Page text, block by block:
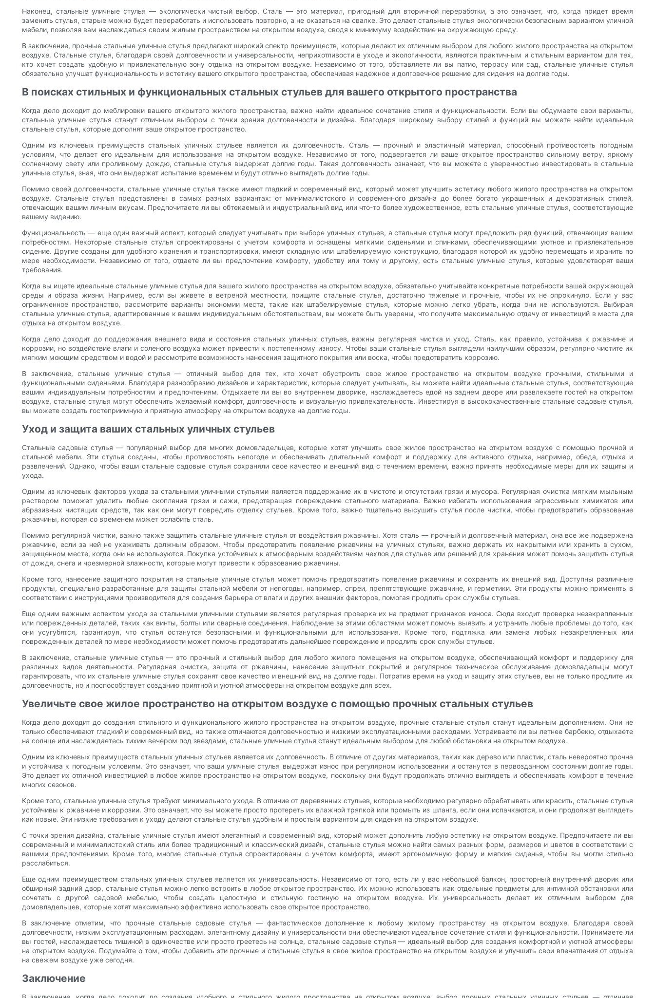
Наконец, стальные уличные стулья — экологически чистый выбор. Сталь — это материал, пригодный для вторичной переработки, а это означает, что, когда придет время
заменить стулья, старые можно будет переработать и использовать повторно, а не оказаться на свалке. Это делает стальные стулья экологически безопасным вариантом уличной
мебели, позволяя вам наслаждаться своим жилым пространством на открытом воздухе, сводя к минимуму воздействие на окружающую среду.
В заключение, прочные стальные уличные стулья предлагают широкий спектр преимуществ, которые делают их отличным выбором для любого жилого пространства на открытом
воздухе. Стальные стулья, благодаря своей долговечности и универсальности, неприхотливости в уходе и экологичности, являются практичным и стильным вариантом для тех,
кто хочет создать удобную и привлекательную зону отдыха на открытом воздухе. Независимо от того, обставляете ли вы патио, террасу или сад, стальные уличные стулья
обязательно улучшат функциональность и эстетику вашего открытого пространства, обеспечивая надежное и долговечное решение для сидения на долгие годы.
В поисках стильных и функциональных стальных стульев для вашего открытого пространства
Когда дело доходит до меблировки вашего открытого жилого пространства, важно найти идеальное сочетание стиля и функциональности. Если вы обдумаете свои варианты,
стальные уличные стулья станут отличным выбором с точки зрения долговечности и дизайна. Благодаря широкому выбору стилей и функций вы можете найти идеальные
стальные стулья, которые дополнят ваше открытое пространство.
Одним из ключевых преимуществ стальных уличных стульев является их долговечность. Сталь — прочный и эластичный материал, способный противостоять погодным
условиям, что делает его идеальным для использования на открытом воздухе. Независимо от того, подвергается ли ваше открытое пространство сильному ветру, яркому
солнечному свету или проливному дождю, стальные стулья выдержат долгие годы. Такая долговечность означает, что вы можете с уверенностью инвестировать в стальные
уличные стулья, зная, что они выдержат испытание временем и будут отлично выглядеть долгие годы.
Помимо своей долговечности, стальные уличные стулья также имеют гладкий и современный вид, который может улучшить эстетику любого жилого пространства на открытом
воздухе. Стальные стулья представлены в самых разных вариантах: от минималистского и современного дизайна до более богато украшенных и декоративных стилей,
отвечающих вашим личным вкусам. Предпочитаете ли вы обтекаемый и индустриальный вид или что-то более художественное, есть стальные уличные стулья, соответствующие
вашему видению.
Функциональность — еще один важный аспект, который следует учитывать при выборе уличных стульев, а стальные стулья могут предложить ряд функций, отвечающих вашим
потребностям. Некоторые стальные стулья спроектированы с учетом комфорта и оснащены мягкими сиденьями и спинками, обеспечивающими уютное и привлекательное
сидение. Другие созданы для удобного хранения и транспортировки, имеют складную или штабелируемую конструкцию, благодаря которой их удобно перемещать и хранить по
мере необходимости. Независимо от того, отдаете ли вы предпочтение комфорту, удобству или тому и другому, есть стальные уличные стулья, которые удовлетворят ваши
требования.
Когда вы ищете идеальные стальные уличные стулья для вашего жилого пространства на открытом воздухе, обязательно учитывайте конкретные потребности вашей окружающей
среды и образа жизни. Например, если вы живете в ветреной местности, поищите стальные стулья, достаточно тяжелые и прочные, чтобы их не опрокинуло. Если у вас
ограниченное пространство, рассмотрите варианты экономии места, такие как штабелируемые стулья, которые можно легко убрать, когда они не используются. Выбирая
стальные уличные стулья, адаптированные к вашим индивидуальным обстоятельствам, вы можете быть уверены, что получите максимальную отдачу от инвестиций в места для
отдыха на открытом воздухе.
Когда дело доходит до поддержания внешнего вида и состояния стальных уличных стульев, важны регулярная чистка и уход. Сталь, как правило, устойчива к ржавчине и
коррозии, но воздействие влаги и соленого воздуха может привести к постепенному износу. Чтобы ваши стальные стулья выглядели наилучшим образом, регулярно чистите их
мягким моющим средством и водой и рассмотрите возможность нанесения защитного покрытия или воска, чтобы предотвратить коррозию.
В заключение, стальные уличные стулья — отличный выбор для тех, кто хочет обустроить свое жилое пространство на открытом воздухе прочными, стильными и
функциональными сиденьями. Благодаря разнообразию дизайнов и характеристик, которые следует учитывать, вы можете найти идеальные стальные стулья, соответствующие
вашим индивидуальным потребностям и предпочтениям. Отдыхаете ли вы во внутреннем дворике, наслаждаетесь едой на заднем дворе или развлекаете гостей на открытом
воздухе, стальные стулья могут обеспечить желаемый комфорт, долговечность и визуальную привлекательность. Инвестируя в высококачественные стальные садовые стулья,
вы можете создать гостеприимную и приятную атмосферу на открытом воздухе на долгие годы.
Уход и защита ваших стальных уличных стульев
Стальные садовые стулья — популярный выбор для многих домовладельцев, которые хотят улучшить свое жилое пространство на открытом воздухе с помощью прочной и
стильной мебели. Эти стулья созданы, чтобы противостоять непогоде и обеспечивать длительный комфорт и поддержку для активного отдыха, например, обеда, отдыха и
развлечений. Однако, чтобы ваши стальные садовые стулья сохраняли свое качество и внешний вид с течением времени, важно принять необходимые меры для их защиты и
ухода.
Одним из ключевых факторов ухода за стальными уличными стульями является поддержание их в чистоте и отсутствии грязи и мусора. Регулярная очистка мягким мыльным
раствором поможет удалить любые скопления грязи и сажи, предотвращая повреждение стального материала. Важно избегать использования агрессивных химикатов или
абразивных чистящих средств, так как они могут повредить отделку стульев. Кроме того, важно тщательно высушить стулья после чистки, чтобы предотвратить образование
ржавчины, которая со временем может ослабить сталь.
Помимо регулярной чистки, важно также защитить стальные уличные стулья от воздействия ржавчины. Хотя сталь — прочный и долговечный материал, она все же подвержена
ржавчине, если за ней не ухаживать должным образом. Чтобы предотвратить появление ржавчины на уличных стульях, важно держать их накрытыми или хранить в сухом,
защищенном месте, когда они не используются. Покупка устойчивых к атмосферным воздействиям чехлов для стульев или решений для хранения может помочь защитить стулья
от дождя, снега и чрезмерной влажности, которые могут привести к образованию ржавчины.
Кроме того, нанесение защитного покрытия на стальные уличные стулья может помочь предотвратить появление ржавчины и сохранить их внешний вид. Доступны различные
продукты, специально разработанные для защиты стальной мебели от непогоды, например, спреи, препятствующие ржавчине, и герметики. Эти продукты можно применять в
соответствии с инструкциями производителя для создания барьера от влаги и других внешних факторов, помогая продлить срок службы стульев.
Еще одним важным аспектом ухода за стальными уличными стульями является регулярная проверка их на предмет признаков износа. Сюда входит проверка незакрепленных
или поврежденных деталей, таких как винты, болты или сварные соединения. Наблюдение за этими областями может помочь выявить и устранить любые проблемы до того, как
они усугубятся, гарантируя, что стулья останутся безопасными и функциональными для использования. Кроме того, подтяжка или замена любых незакрепленных или
поврежденных деталей по мере необходимости может помочь предотвратить дальнейшее повреждение и продлить срок службы стульев.
В заключение, стальные уличные стулья — это прочный и стильный выбор для любого жилого помещения на открытом воздухе, обеспечивающий комфорт и поддержку для
различных видов деятельности. Регулярная очистка, защита от ржавчины, нанесение защитных покрытий и регулярное техническое обслуживание домовладельцы могут
гарантировать, что их стальные уличные стулья сохранят свое качество и внешний вид на долгие годы. Потратив время на уход и защиту этих стульев, вы не только продлите их
долговечность, но и поспособствует созданию приятной и уютной атмосферы на открытом воздухе для всех.
Увеличьте свое жилое пространство на открытом воздухе с помощью прочных стальных стульев
Когда дело доходит до создания стильного и функционального жилого пространства на открытом воздухе, прочные стальные стулья станут идеальным дополнением. Они не
только обеспечивают гладкий и современный вид, но также отличаются долговечностью и низкими эксплуатационными расходами. Устраиваете ли вы летнее барбекю, отдыхаете
на солнце или наслаждаетесь тихим вечером под звездами, стальные уличные стулья станут идеальным выбором для любой обстановки на открытом воздухе.
Одним из ключевых преимуществ стальных уличных стульев является их долговечность. В отличие от других материалов, таких как дерево или пластик, сталь невероятно прочна
и устойчива к погодным условиям. Это означает, что ваши уличные стулья выдержат износ при регулярном использовании и останутся в первозданном состоянии долгие годы.
Это делает их отличной инвестицией в любое жилое пространство на открытом воздухе, поскольку они будут продолжать отлично выглядеть и обеспечивать комфорт в течение
многих сезонов.
Кроме того, стальные уличные стулья требуют минимального ухода. В отличие от деревянных стульев, которые необходимо регулярно обрабатывать или красить, стальные стулья
устойчивы к ржавчине и коррозии. Это означает, что вы можете просто протереть их влажной тряпкой или промыть из шланга, если они испачкаются, и они продолжат выглядеть
как новые. Эти низкие требования к уходу делают стальные стулья удобным и простым вариантом для сидения на открытом воздухе.
С точки зрения дизайна, стальные уличные стулья имеют элегантный и современный вид, который может дополнить любую эстетику на открытом воздухе. Предпочитаете ли вы
современный и минималистский стиль или более традиционный и классический дизайн, стальные стулья можно найти самых разных форм, размеров и цветов в соответствии с
вашими предпочтениями. Кроме того, многие стальные стулья спроектированы с учетом комфорта, имеют эргономичную форму и мягкие сиденья, чтобы вы могли стильно
расслабиться.
Еще одним преимуществом стальных уличных стульев является их универсальность. Независимо от того, есть ли у вас небольшой балкон, просторный внутренний дворик или
обширный задний двор, стальные стулья можно легко встроить в любое открытое пространство. Их можно использовать как отдельные предметы для интимной обстановки или
сочетать с другой садовой мебелью, чтобы создать целостную и стильную гостиную на открытом воздухе. Их универсальность делает их отличным выбором для
домовладельцев, которые хотят максимально эффективно использовать свое открытое пространство.
В заключение отметим, что прочные стальные садовые стулья — фантастическое дополнение к любому жилому пространству на открытом воздухе. Благодаря своей
долговечности, низким эксплуатационным расходам, элегантному дизайну и универсальности они обеспечивают идеальное сочетание стиля и функциональности. Принимаете ли
вы гостей, наслаждаетесь тишиной в одиночестве или просто греетесь на солнце, стальные садовые стулья — идеальный выбор для создания комфортной и уютной атмосферы
на открытом воздухе. Подумайте о том, чтобы добавить эти прочные и стильные стулья в свое жилое пространство на открытом воздухе и улучшить свои впечатления от отдыха
на свежем воздухе уже сегодня.
Заключение